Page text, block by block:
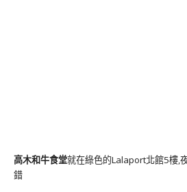
高木和牛食堂就在綠色的Lalaport北館5樓,
錯